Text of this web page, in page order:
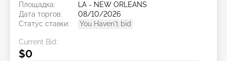
Площадка:
LA - NEW ORLEANS
Дата торгов:
08/10/2026
Статус ставки:
You Haven't bid
Current Bid:
$0